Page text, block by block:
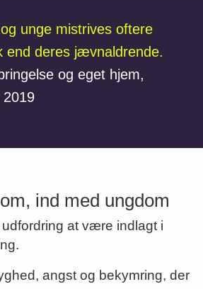
unge mistrives oftere
end deres jævnaldrende.
og eget hjem,
2019
ind med ungdom
at være indlagt i
angst og bekymring, der